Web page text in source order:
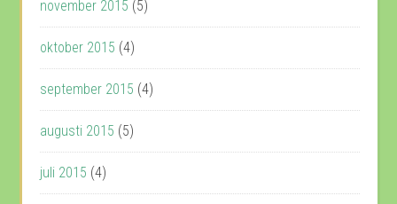
november 2015 (5)
oktober 2015 (4)
september 2015 (4)
augusti 2015 (5)
juli 2015 (4)